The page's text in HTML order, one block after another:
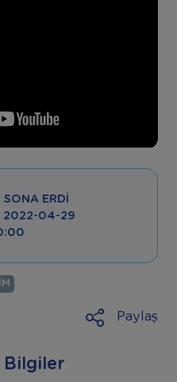
ERDI
: 2022-04-29
Paylaş
Bilgiler